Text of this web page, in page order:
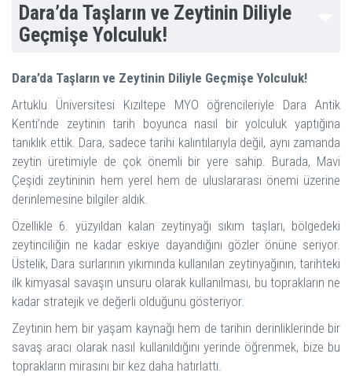
Dara’da Taşların ve Zeytinin Diliyle
Geçmişe Yolculuk!
Dara’da Taşların ve Zeytinin Diliyle Geçmişe Yolculuk!
Artuklu Üniversitesi Kızıltepe MYO öğrencileriyle Dara Antik
Kenti’nde zeytinin tarih boyunca nasıl bir yolculuk yaptığına
tanıklık ettik. Dara, sadece tarihi kalıntılarıyla değil, aynı zamanda
zeytin üretimiyle de çok önemli bir yere sahip. Burada, Mavi
Çeşidi zeytininin hem yerel hem de uluslararası önemi üzerine
derinlemesine bilgiler aldık.
Özellikle 6. yüzyıldan kalan zeytinyağı sıkım taşları, bölgedeki
zeytinciliğin ne kadar eskiye dayandığını gözler önüne seriyor.
Üstelik, Dara surlarının yıkımında kullanılan zeytinyağının, tarihteki
ilk kimyasal savaşın unsuru olarak kullanılması, bu toprakların ne
kadar stratejik ve değerli olduğunu gösteriyor.
Zeytinin hem bir yaşam kaynağı hem de tarihin derinliklerinde bir
savaş aracı olarak nasıl kullanıldığını yerinde öğrenmek, bize bu
toprakların mirasını bir kez daha hatırlattı.